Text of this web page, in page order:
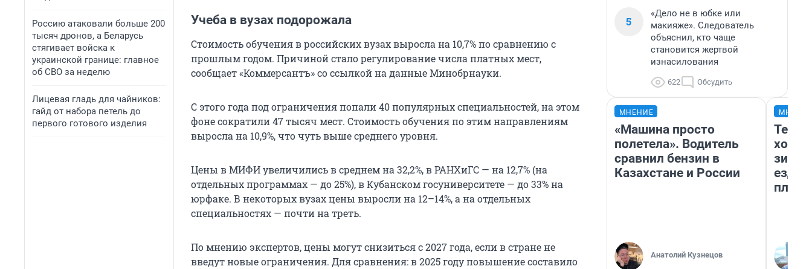
Россию атаковали больше 200
тысяч дронов, а Беларусь
стягивает войска к
украинской границе: главное
об СВО за неделю
Лицевая гладь для чайников:
гайд от набора петель до
первого готового изделия
Учеба в вузах подорожала
Стоимость обучения в российских вузах выросла на 10,7% по сравнению с
прошлым годом. Причиной стало регулирование числа платных мест,
сообщает «Коммерсантъ» со ссылкой на данные Минобрнауки.
С этого года под ограничения попали 40 популярных специальностей, на этом
фоне сократили 47 тысяч мест. Стоимость обучения по этим направлениям
выросла на 10,9%, что чуть выше среднего уровня.
Цены в МИФИ увеличились в среднем на 32,2%, в РАНХиГС — на 12,7% (на
отдельных программах — до 25%), в Кубанском госуниверситете — до 33% на
юрфаке. В некоторых вузах цены выросли на 12–14%, а на отдельных
специальностях — почти на треть.
По мнению экспертов, цены могут снизиться с 2027 года, если в стране не
введут новые ограничения. Для сравнения: в 2025 году повышение составило
5
«Дело не в юбке или
макияже». Следователь
объяснил, кто чаще
становится жертвой
изнасилования
622 Обсудить
МНЕНИЕ
«Машина просто
полетела». Водитель
сравнил бензин в
Казахстане и России
Анатолий Кузнецов
ездит